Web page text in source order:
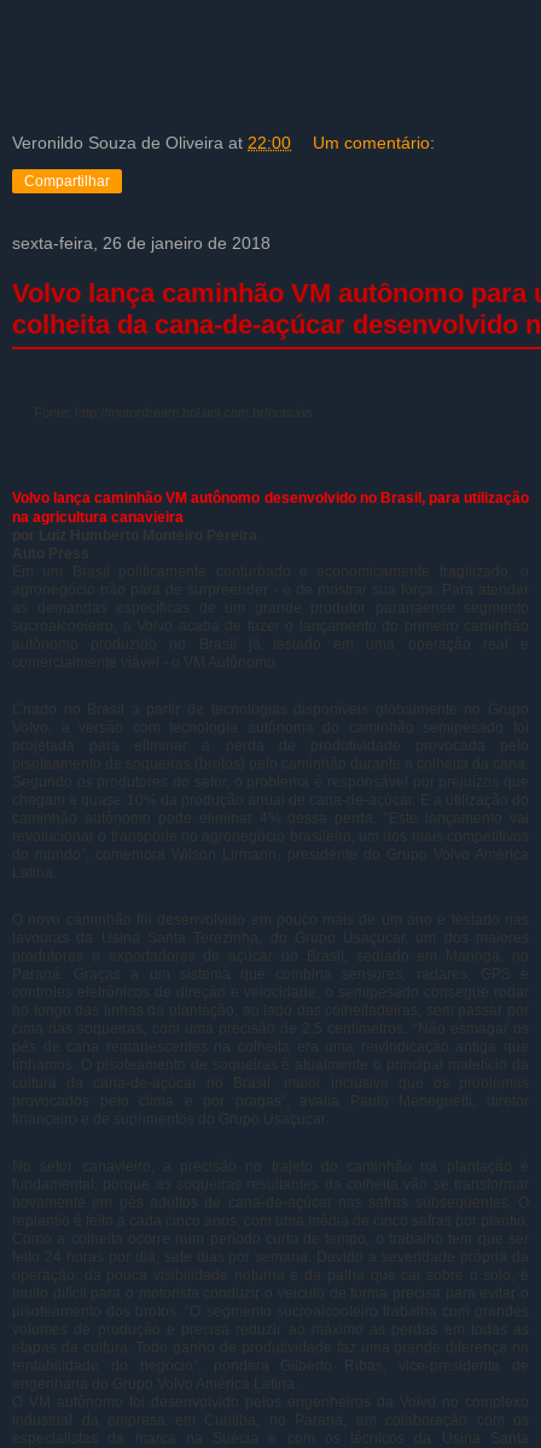
Veronildo Souza de Oliveira at 22:00 Um comentário:
Compartilhar
sexta-feira, 26 de janeiro de 2018
Volvo lança caminhão VM autônomo para
colheita da cana-de-açúcar desenvolvido
Fonte: http://motordream.bol.uol.com.br/noticias
Volvo lança caminhão VM autônomo desenvolvido no Brasil, para utilização
na agricultura canavieira
por Luiz Humberto Monteiro Pereira
Auto Press
Em um Brasil politicamente conturbado e economicamente fragilizado, o
agronegócio não para de surpreender - e de mostrar sua força. Para atender
as demandas específicas de um grande produtor paranaense segmento
sucroalcooleiro, a Volvo acaba de fazer o lançamento do primeiro caminhão
autônomo produzido no Brasil já testado em uma operação real e
comercialmente viável - o VM Autônomo.
Criado no Brasil a partir de tecnologias disponíveis globalmente no Grupo
Volvo, a versão com tecnologia autônoma do caminhão semipesado foi
projetada para eliminar a perda de produtividade provocada pelo
pisoteamento de soqueiras (brotos) pelo caminhão durante a colheita da cana.
Segundo os produtores do setor, o problema é responsável por prejuízos que
chegam a quase 10% da produção anual de cana-de-açúcar. E a utilização do
caminhão autônomo pode eliminar 4% dessa perda. “Este lançamento vai
revolucionar o transporte no agronegócio brasileiro, um dos mais competitivos
do mundo”, comemora Wilson Lirmann, presidente do Grupo Volvo América
O novo caminhão foi desenvolvido em pouco mais de um ano e testado nas
lavouras da Usina Santa Terezinha, do Grupo Usaçucar, um dos maiores
produtores e exportadores de açúcar do Brasil, sediado em Maringá, no
Paraná. Graças a um sistema que combina sensores, radares, GPS e
controles eletrônicos de direção e velocidade, o semipesado consegue rodar
ao longo das linhas da plantação, ao lado das colheitadeiras, sem passar por
cima das soqueiras, com uma precisão de 2,5 centímetros. “Não esmagar os
pés de cana remanescentes na colheita era uma reivindicação antiga que
tínhamos. O pisoteamento de soqueiras é atualmente o principal malefício da
cultura da cana-de-açúcar no Brasil, maior inclusive que os problemas
provocados pelo clima e por pragas”, avalia Paulo Meneguetti, diretor
financeiro e de suprimentos do Grupo Usaçucar.
No setor canavieiro, a precisão no trajeto do caminhão na plantação é
fundamental, porque as soqueiras resultantes da colheita vão se transformar
novamente em pés adultos de cana-de-açúcar nas safras subsequentes. O
replantio é feito a cada cinco anos, com uma média de cinco safras por plantio.
Como a colheita ocorre num período curto de tempo, o trabalho tem que ser
feito 24 horas por dia, sete dias por semana. Devido a severidade própria da
operação, da pouca visibilidade noturna e da palha que cai sobre o solo, é
muito difícil para o motorista conduzir o veículo de forma precisa para evitar o
pisoteamento dos brotos. “O segmento sucroalcooleiro trabalha com grandes
volumes de produção e precisa reduzir ao máximo as perdas em todas as
etapas da cultura. Todo ganho de produtividade faz uma grande diferença na
rentabilidade do negócio”, pondera Gilberto Ribas, vice-presidente de
engenharia do Grupo Volvo América Latina.
O VM autônomo foi desenvolvido pelos engenheiros da Volvo no complexo
industrial da empresa em Curitiba, no Paraná, em colaboração com os
especialistas da marca na Suécia e com os técnicos da Usina Santa